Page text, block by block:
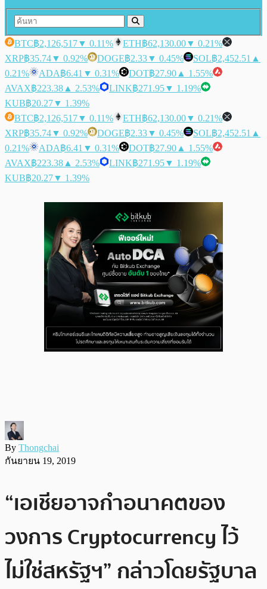
BTC฿2,126,517▼ 0.11% ETH฿62,130.00▼ 0.21%
XRP฿35.74▼ 0.92% DOGE฿2.33▼ 0.45% SOL฿2,452.51 ▲
0.21%
ADA฿6.41 ▼ 0.31% DOT฿27.90 ▲ 1.55%
AVAX฿223.38 ▲ 2.53% LINK฿271.95▼ 1.19%
KUB฿20.27▼ 1.39%
BTC฿2,126,517▼ 0.11% ETH฿62,130.00▼ 0.21%
XRP฿35.74▼ 0.92% DOGE฿2.33▼ 0.45% SOL฿2,452.51 ▲
0.21%
ADA฿6.41 ▼ 0.31% DOT฿27.90 ▲ 1.55%
AVAX฿223.38 ▲ 2.53% LINK฿271.95▼ 1.19%
KUB฿20.27▼ 1.39%
By Thongchai
กันยายน 19, 2019
“เอเชียอาจกำอนาคตของ
วงการ Cryptocurrency ไว้
ไม่ใช่สหรัฐฯ” กล่าวโดยรัฐบาล